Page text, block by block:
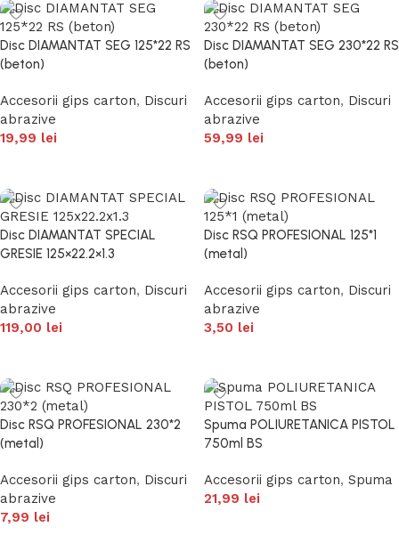
Disc DIAMANTAT SEG 125*22 RS
(beton)
Accesorii gips carton, Discuri
abrazive
19,99 lei
Disc DIAMANTAT SEG 230*22 RS
(beton)
Accesorii gips carton, Discuri
abrazive
59,99 lei
Disc DIAMANTAT SPECIAL
GRESIE 125×22.2×1.3
Accesorii gips carton, Discuri
abrazive
119,00 lei
Disc RSQ PROFESIONAL 125*1
(metal)
Accesorii gips carton, Discuri
abrazive
3,50 lei
Disc RSQ PROFESIONAL 230*2
(metal)
Accesorii gips carton, Discuri
abrazive
7,99 lei
Spuma POLIURETANICA PISTOL
750ml BS
Accesorii gips carton, Spuma
21,99 lei